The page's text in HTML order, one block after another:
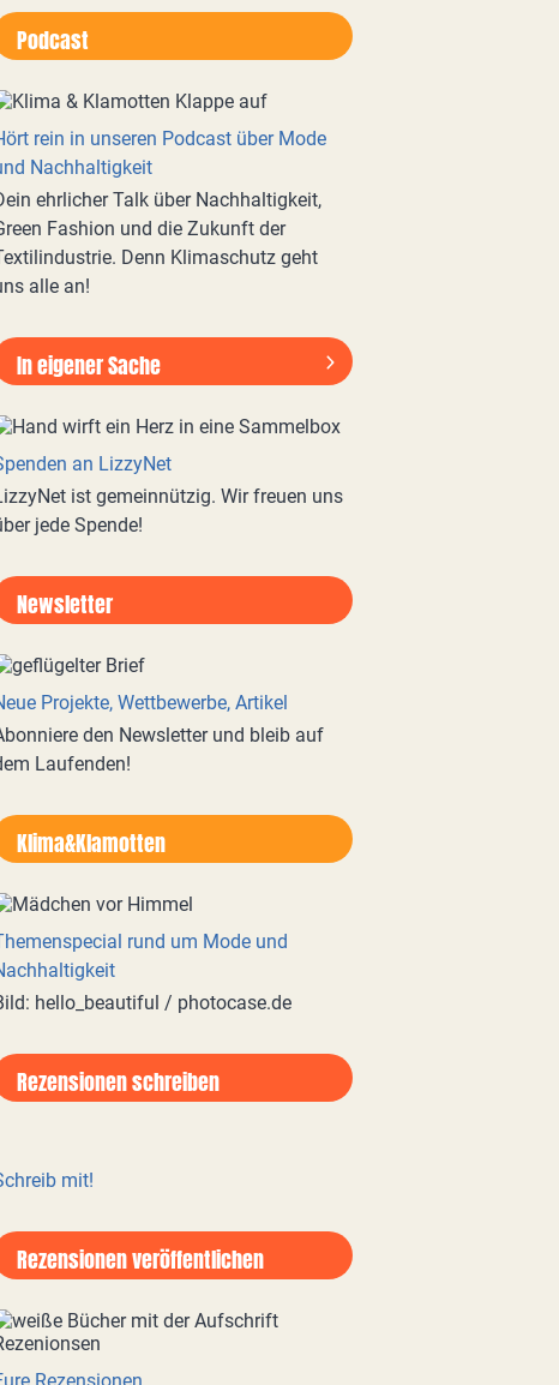
Podcast
rein in unseren Podcast über Mode
Nachhaltigkeit
ehrlicher Talk über Nachhaltigkeit,
Fashion und die Zukunft der
Denn Klimaschutz geht
alle an!
In eigener Sache
an LizzyNet
ist gemeinnützig. Wir freuen uns
jede Spende!
Newsletter
Projekte, Wettbewerbe, Artikel
den Newsletter und bleib auf
Laufenden!
Klima&Klamotten
rund um Mode und
hello_beautiful / photocase.de
Rezensionen schreiben
mit!
Rezensionen veröffentlichen